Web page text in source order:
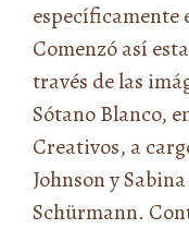
Comenzó así
través de las
Sótano Blanco,
Creativos, a
Johnson y
Schürmann.